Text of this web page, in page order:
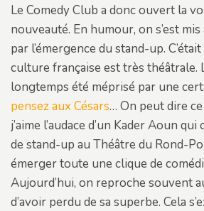
Le Comedy Club a donc ouvert la
nouveauté. En humour, on s’est
par l’émergence du stand-up.
culture française est très théâtrale.
longtemps été méprisé par une
pensez aux Césars… On peut dire ce
j’aime l’audace d’un Kader Aoun
de stand-up au Théâtre du Rond-
émerger toute une clique de
Aujourd’hui, on reproche souvent
d’avoir perdu de sa superbe. Cela